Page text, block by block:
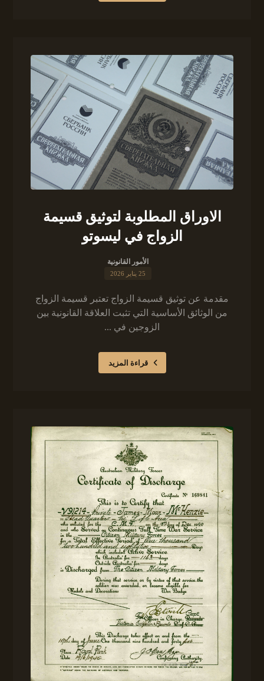
الاوراق المطلوبة لتوثيق قسيمة
الزواج في ليسوتو
الأمور القانونية
25 يناير 2026
مقدمة عن توثيق قسيمة الزواج تعتبر قسيمة الزواج
من الوثائق الأساسية التي تثبت العلاقة القانونية بين
الزوجين في ...
قراءة المزيد